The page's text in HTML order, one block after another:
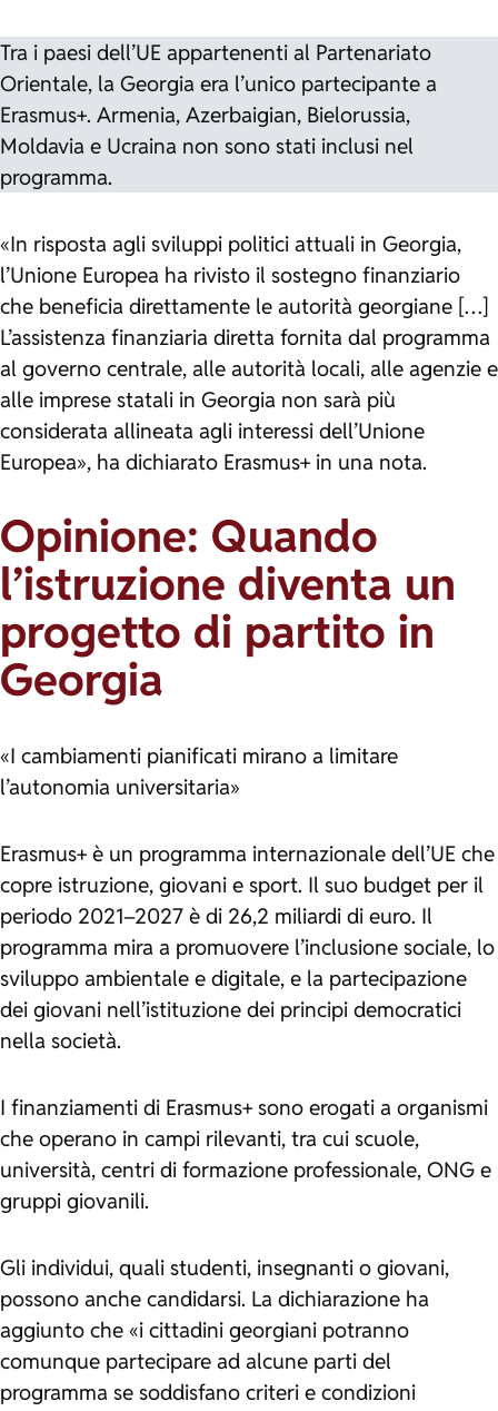
Tra i paesi dell’UE appartenenti al Partenariato
Orientale, la Georgia era l’unico partecipante a
Erasmus+. Armenia, Azerbaigian, Bielorussia,
Moldavia e Ucraina non sono stati inclusi nel
programma.
«In risposta agli sviluppi politici attuali in Georgia,
l’Unione Europea ha rivisto il sostegno finanziario
che beneficia direttamente le autorità georgiane […]
L’assistenza finanziaria diretta fornita dal programma
al governo centrale, alle autorità locali, alle agenzie e
alle imprese statali in Georgia non sarà più
considerata allineata agli interessi dell’Unione
Europea», ha dichiarato Erasmus+ in una nota.
Opinione: Quando
l’istruzione diventa un
progetto di partito in
Georgia
«I cambiamenti pianificati mirano a limitare
l’autonomia universitaria»
Erasmus+ è un programma internazionale dell’UE che
copre istruzione, giovani e sport. Il suo budget per il
periodo 2021–2027 è di 26,2 miliardi di euro. Il
programma mira a promuovere l’inclusione sociale, lo
sviluppo ambientale e digitale, e la partecipazione
dei giovani nell’istituzione dei principi democratici
nella società.
I finanziamenti di Erasmus+ sono erogati a organismi
che operano in campi rilevanti, tra cui scuole,
università, centri di formazione professionale, ONG e
gruppi giovanili.
Gli individui, quali studenti, insegnanti o giovani,
possono anche candidarsi. La dichiarazione ha
aggiunto che «i cittadini georgiani potranno
comunque partecipare ad alcune parti del
programma se soddisfano criteri e condizioni